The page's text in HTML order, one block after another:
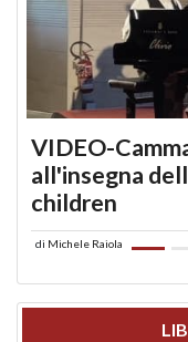
VIDEO-
all'insegna
children
di Michele Raiola